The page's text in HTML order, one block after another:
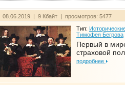
08.06.2019 | 9 Кбайт | просмотров: 5477
Тип:
Тимофея Бегрова
Первый в
страховой
подробнее